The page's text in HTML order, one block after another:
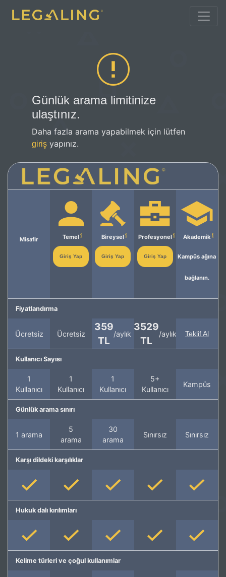
Günlük arama limitinize
ulaştınız.
Daha fazla arama yapabilmek için lütfen
giriş yapınız.
Misafir Temel
Giriş Yap
Bireysel
Giriş Yap
Profesyonel
Giriş Yap
Akademik
Kampüs ağına
bağlanın.
Fiyatlandırma
Ücretsiz Ücretsiz
359
TL
/aylık
3529
TL
/aylık Teklif Al
Kullanıcı Sayısı
1
Kullanıcı
1
Kullanıcı
1
Kullanıcı
5+
Kullanıcı
Kampüs
Günlük arama sınırı
1 arama
5
arama
30
arama
Sınırsız Sınırsız
Karşı dildeki karşılıklar
Hukuk dalı kırılımları
Kelime türleri ve çoğul kullanımlar